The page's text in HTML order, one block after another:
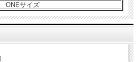
ONEサイズ